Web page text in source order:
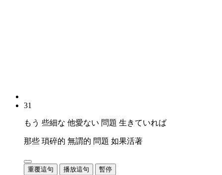
31
もう 些細な 他愛ない 問題 生きていれば
那些 瑣碎的 無謂的 問題 如果活著
重覆這句 播放這句 暫停